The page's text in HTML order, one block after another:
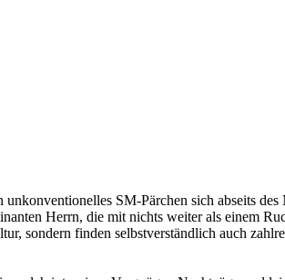
SM-Pärchen sich abseits des
Herrn, die mit nichts weiter als einem
sondern finden selbstverständlich auch